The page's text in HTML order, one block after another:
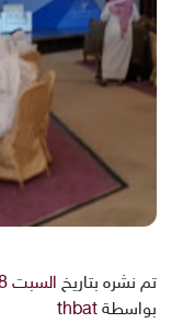
تم نشره بتاريخ السبت 28 ذو الحجة 1434هـ 2-11-2013م
بواسطة thbat